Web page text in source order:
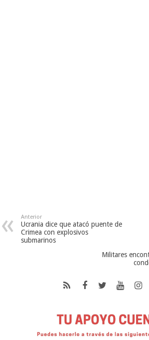
Anterior
Ucrania dice que atacó puente de
Crimea con explosivos
submarinos
Militares